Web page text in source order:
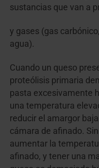
sustancias que van a
y gases (gas
agua).
Cuando un queso
proteólisis primaria
pasta excesivamente
una temperatura
reducir el amargor
cámara de afinado.
aumentar la
afinado, y tener una